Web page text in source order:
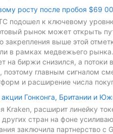
росту после пробоя $69
подошел к ключевому
рынок может открыть
закрепления выше этой
в рамках медвежьего
на биржи снизился, а
поэтому главным сигналом
и расширение числа
Гонконга, Британии и
расширит линейку
стран на фоне
заключила партнерство с